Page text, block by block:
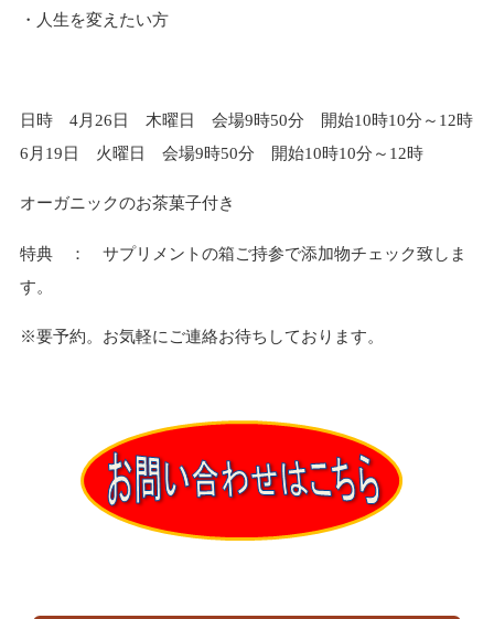
・人生を変えたい方
日時 4月26日 木曜日 会場9時50分 開始10時10分～12時
6月19日 火曜日 会場9時50分 開始10時10分～12時
オーガニックのお茶菓子付き
特典 ： サプリメントの箱ご持参で添加物チェック致しま
す。
※要予約。お気軽にご連絡お待ちしております。